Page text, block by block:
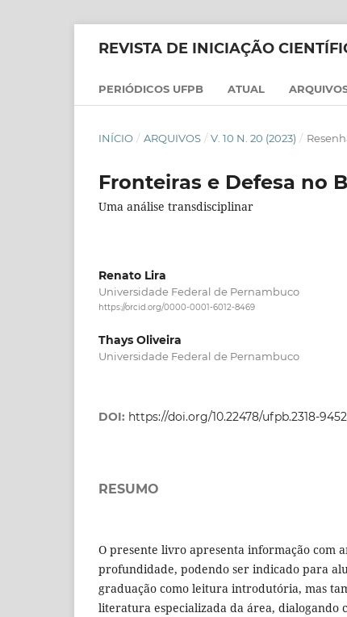
REVISTA DE INICIAÇÃO
PERIÓDICOS UFPB ATUAL
INÍCIO / ARQUIVOS / V. 10 N. 20 (2023) /
Fronteiras e Defesa no
Uma análise transdisciplinar
Renato Lira
Universidade Federal de Pernambuco
https://orcid.org/0000-0001-6012-8469
Thays Oliveira
Universidade Federal de Pernambuco
DOI: https://doi.org/10.22478/ufpb.2318-
RESUMO
O presente livro apresenta informação com
profundidade, podendo ser indicado para
graduação como leitura introdutória, mas
literatura especializada da área, dialogando